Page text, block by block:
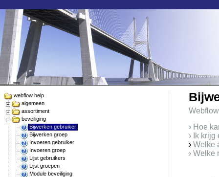
webflow help
algemeen
assortiment
beveiliging
Bijwerken gebruiker
Bijwerken groep
Invoeren gebruiker
Invoeren groep
Lijst gebruikers
Lijst groepen
Module beveiliging
Webflow
› Hoe
› Ik
› Welke
› Welke